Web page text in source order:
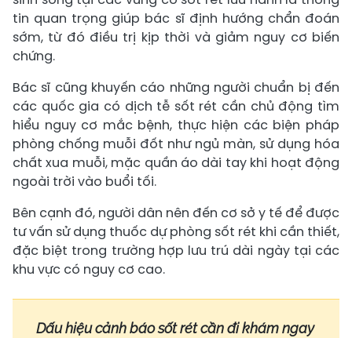
tin quan trọng giúp bác sĩ định hướng chẩn đoán
sớm, từ đó điều trị kịp thời và giảm nguy cơ biến
chứng.
Bác sĩ cũng khuyến cáo những người chuẩn bị đến
các quốc gia có dịch tễ sốt rét cần chủ động tìm
hiểu nguy cơ mắc bệnh, thực hiện các biện pháp
phòng chống muỗi đốt như ngủ màn, sử dụng hóa
chất xua muỗi, mặc quần áo dài tay khi hoạt động
ngoài trời vào buổi tối.
Bên cạnh đó, người dân nên đến cơ sở y tế để được
tư vấn sử dụng thuốc dự phòng sốt rét khi cần thiết,
đặc biệt trong trường hợp lưu trú dài ngày tại các
khu vực có nguy cơ cao.
Dấu hiệu cảnh báo sốt rét cần đi khám ngay